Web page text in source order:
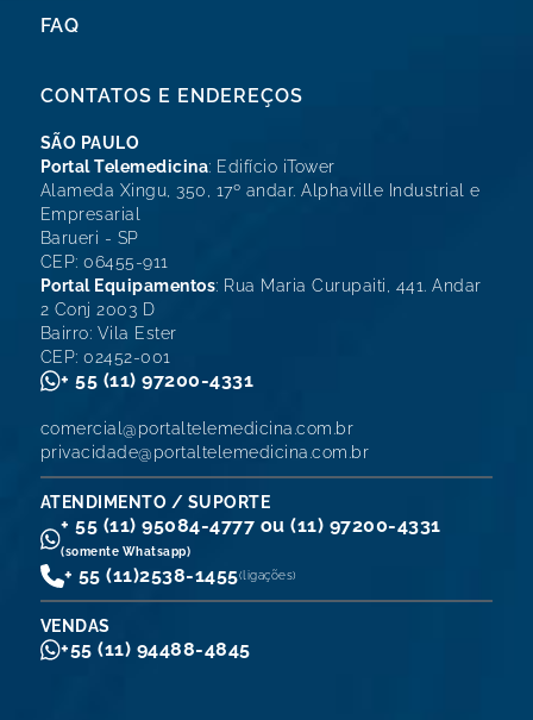
FAQ
CONTATOS E ENDEREÇOS
SÃO PAULO
Portal Telemedicina: Edifício iTower
Alameda Xingu, 350, 17º andar. Alphaville Industrial e
Empresarial
Barueri - SP
CEP: 06455-911
Portal Equipamentos: Rua Maria Curupaiti, 441. Andar
2 Conj 2003 D
Bairro: Vila Ester
CEP: 02452-001
+ 55 (11) 97200-4331
comercial@portaltelemedicina.com.br
privacidade@portaltelemedicina.com.br
ATENDIMENTO / SUPORTE
+ 55 (11) 95084-4777 ou (11) 97200-4331
(somente Whatsapp)
+ 55 (11)2538-1455(ligações)
VENDAS
+55 (11) 94488-4845